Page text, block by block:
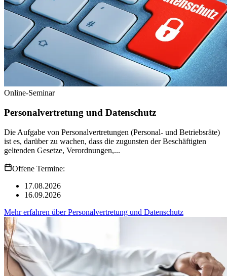
Online-Seminar
Personalvertretung und Datenschutz
Die Aufgabe von Personalvertretungen (Personal- und Betriebsräte)
ist es, darüber zu wachen, dass die zugunsten der Beschäftigten
geltenden Gesetze, Verordnungen,...
Offene Termine:
17.08.2026
16.09.2026
Mehr erfahren überPersonalvertretung und Datenschutz